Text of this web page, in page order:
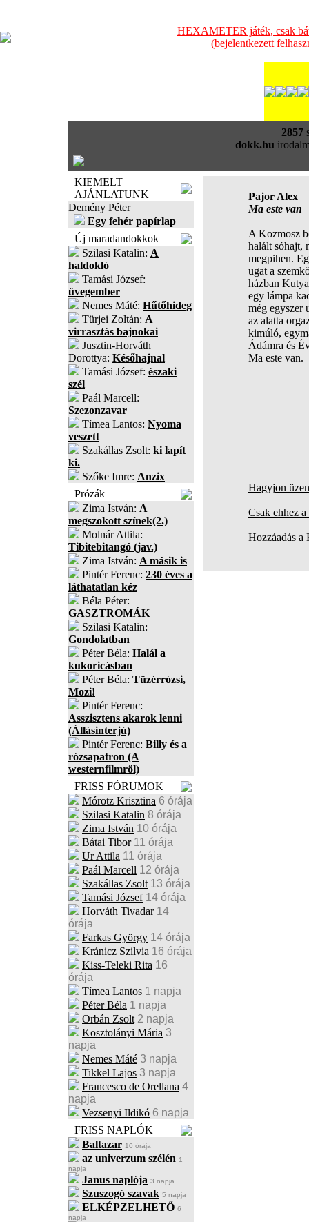
HEXAMETER játék, csak
(bejelentkezett
2857
dokk.hu
KIEMELT
AJÁNLATUNK
Demény Péter
Egy fehér papírlap
Új maradandokkok
Szilasi Katalin: A
haldokló
Tamási József:
üvegember
Nemes Máté: Hűtőhideg
Türjei Zoltán: A
virrasztás bajnokai
Jusztin-Horváth
Dorottya: Későhajnal
Tamási József: északi
szél
Paál Marcell:
Szezonzavar
Tímea Lantos: Nyoma
veszett
Szakállas Zsolt: ki lapít
ki.
Szőke Imre: Anzix
Prózák
Zima István: A
megszokott színek(2.)
Molnár Attila:
Tibitebitangó (jav.)
Zima István: A másik is
Pintér Ferenc: 230 éves a
láthatatlan kéz
Béla Péter:
GASZTROMÁK
Szilasi Katalin:
Gondolatban
Péter Béla: Halál a
kukoricásban
Péter Béla: Tüzérrózsi,
Mozi!
Pintér Ferenc:
Asszisztens akarok lenni
(Állásinterjú)
Pintér Ferenc: Billy és a
rózsapatron (A
westernfilmről)
FRISS FÓRUMOK
Mórotz Krisztina 6 órája
Szilasi Katalin 8 órája
Zima István 10 órája
Bátai Tibor 11 órája
Ur Attila 11 órája
Paál Marcell 12 órája
Szakállas Zsolt 13 órája
Tamási József 14 órája
Horváth Tivadar 14
órája
Farkas György 14 órája
Kránicz Szilvia 16 órája
Kiss-Teleki Rita 16
órája
Tímea Lantos 1 napja
Péter Béla 1 napja
Orbán Zsolt 2 napja
Kosztolányi Mária 3
napja
Nemes Máté 3 napja
Tikkel Lajos 3 napja
Francesco de Orellana 4
napja
Vezsenyi Ildikó 6 napja
FRISS NAPLÓK
Baltazar 10 órája
az univerzum szélén 1
napja
Janus naplója 3 napja
Szuszogó szavak 5 napja
ELKÉPZELHETŐ 6
napja
Pajor Alex
Ma este van
A Kozmosz
halált sóhajt,
megpihen.
ugat a
házban
egy lámpa
még egyszer
az alatta
kimúló,
Ádámra és
Ma este van.
Hagyjon
Csak ehhez
Hozzáadás